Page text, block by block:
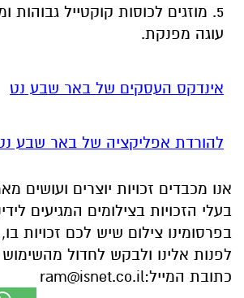
5. מוזגים לכוסות קוקטייל גבוהות
עוגה מפנקת.
אינדקס העסקים של באר שבע נט
להורדת אפליקציה של באר שבע
אנו מכבדים זכויות יוצרים ועושים
בעלי הזכויות בצילומים המגיעים
בפרסומינו צילום שיש לכם זכויות
לפנות אלינו ולבקש לחדול
כתובת המייל:ram@isnet.co.il